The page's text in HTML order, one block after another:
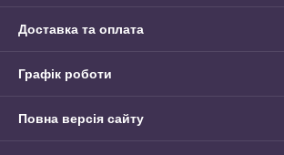
Доставка та оплата
Графік роботи
Повна версія сайту